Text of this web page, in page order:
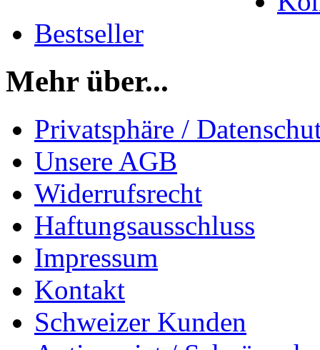
Bestseller
Mehr über...
Privatsphäre /
Unsere AGB
Widerrufsrecht
Haftungsausschluss
Impressum
Kontakt
Schweizer Kunden